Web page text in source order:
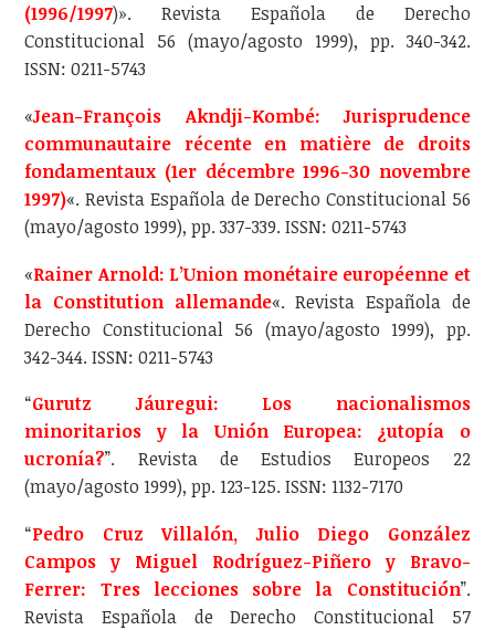
(1996/1997)». Revista Española de Derecho
Constitucional 56 (mayo/agosto 1999), pp. 340-342.
ISSN: 0211-5743
«Jean-François Akndji-Kombé: Jurisprudence
communautaire récente en matière de droits
fondamentaux (1er décembre 1996-30 novembre
1997)«. Revista Española de Derecho Constitucional 56
(mayo/agosto 1999), pp. 337-339. ISSN: 0211-5743
«Rainer Arnold: L’Union monétaire européenne et
la Constitution allemande«. Revista Española de
Derecho Constitucional 56 (mayo/agosto 1999), pp.
342-344. ISSN: 0211-5743
“Gurutz Jáuregui: Los nacionalismos
minoritarios y la Unión Europea: ¿utopía o
ucronía?”. Revista de Estudios Europeos 22
(mayo/agosto 1999), pp. 123-125. ISSN: 1132-7170
“Pedro Cruz Villalón, Julio Diego González
Campos y Miguel Rodríguez-Piñero y Bravo-
Ferrer: Tres lecciones sobre la Constitución”.
Revista Española de Derecho Constitucional 57